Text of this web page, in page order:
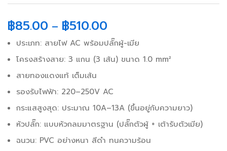
฿85.00 – ฿510.00
ประเภท: สายไฟ AC พร้อมปลั๊กผู้-เมีย
โครงสร้างสาย: 3 แกน (3 เส้น) ขนาด 1.0 mm²
สายทองแดงแท้ เต็มเส้น
รองรับไฟฟ้า: 220–250V AC
กระแสสูงสุด: ประมาณ 10A–13A (ขึ้นอยู่กับความยาว)
หัวปลั๊ก: แบบหัวกลมมาตรฐาน (ปลั๊กตัวผู้ + เต้ารับตัวเมีย)
ฉนวน: PVC อย่างหนา สีดำ ทนความร้อน